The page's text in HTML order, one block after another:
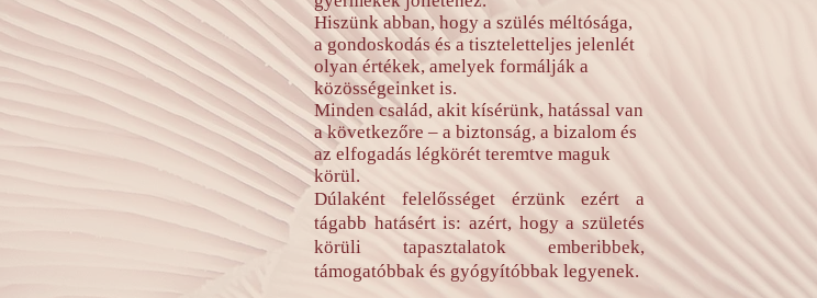
Hiszünk abban, hogy a szülés méltósága,
a gondoskodás és a tiszteletteljes jelenlét
olyan értékek, amelyek formálják a
közösségeinket is.
Minden család, akit kísérünk, hatással van
a következőre – a biztonság, a bizalom és
az elfogadás légkörét teremtve maguk
körül.
Dúlaként felelősséget érzünk ezért a
tágabb hatásért is: azért, hogy a születés
körüli tapasztalatok emberibbek,
támogatóbbak és gyógyítóbbak legyenek.